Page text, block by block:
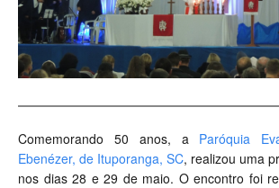
Comemorando 50 anos, a Paróquia
Ebenézer, de Ituporanga, SC, realizou uma
nos dias 28 e 29 de maio. O encontro foi